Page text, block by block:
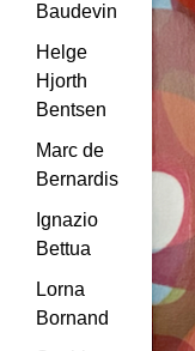
Baudevin
Helge
Hjorth
Bentsen
Marc de
Bernardis
Ignazio
Bettua
Lorna
Bornand